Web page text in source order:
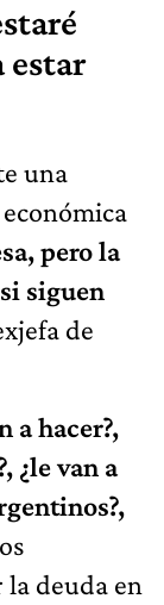
estar
una
pero la
siguen
de
a hacer?,
¿le van a
la deuda en